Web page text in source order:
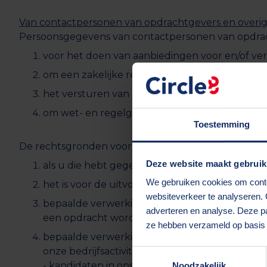
Toestemming
Deze website maakt
We gebruiken cookies om
websiteverkeer te analyseren.
adverteren en analyse. Deze
ze hebben verzameld op
Van contactpersonen van opdrachtgevers en
Persoonsgegevens van contactpersonen van
voor het doen van aanbiedingen voor en/of
om een zakelijke relatie te onderhouden en
het versturen van onze nieuwsbrief;
om wet- en regelgeving na te kunnen komen.
De rechtsgronden voor deze verwerkingen zijn de
als u die hebt gegeven voor bepaalde
het is voor de uitvoering van onze
bepaalde verwerkingen zijn wettelijk
een opdracht wordt geplaatst;
bepaalde verwerkingen zijn noodzakelijk om
onze bedrijfsactiviteiten door: